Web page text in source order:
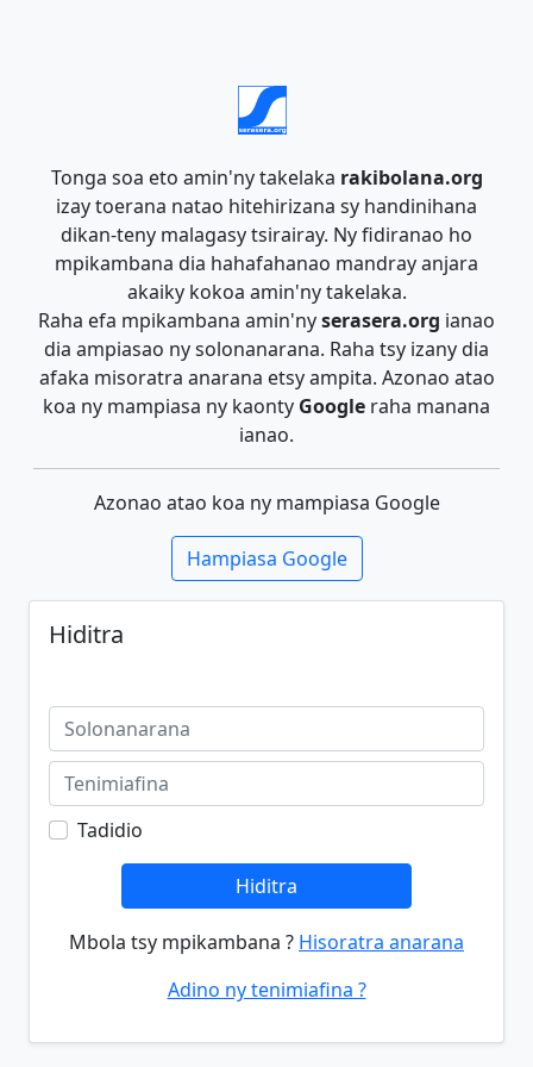
Tonga soa eto amin'ny takelaka rakibolana.org
izay toerana natao hitehirizana sy handinihana
dikan-teny malagasy tsirairay. Ny fidiranao ho
mpikambana dia hahafahanao mandray anjara
akaiky kokoa amin'ny takelaka.
Raha efa mpikambana amin'nyserasera.org ianao
dia ampiasao ny solonanarana. Raha tsy izany dia
afaka misoratra anarana etsy ampita. Azonao atao
koa ny mampiasa ny kaonty Google raha manana
ianao.
Azonao atao koa ny mampiasa Google
Hampiasa Google
Hiditra
Tadidio
Hiditra
Mbola tsy mpikambana ? Hisoratra anarana
Adino ny tenimiafina ?